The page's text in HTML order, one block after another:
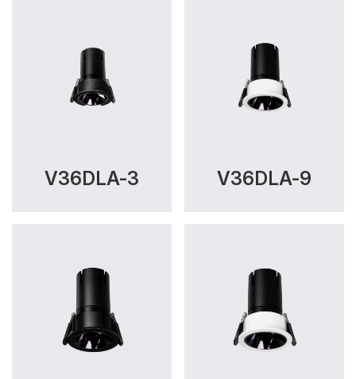
V36DLA-3 V36DLA-9